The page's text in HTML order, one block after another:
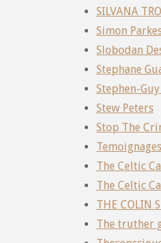
SILVANA
Simon
Slobodan
Stephane
Stephen-
Stew Peters
Stop The
The Celtic
The Celtic
THE COLIN
The truther